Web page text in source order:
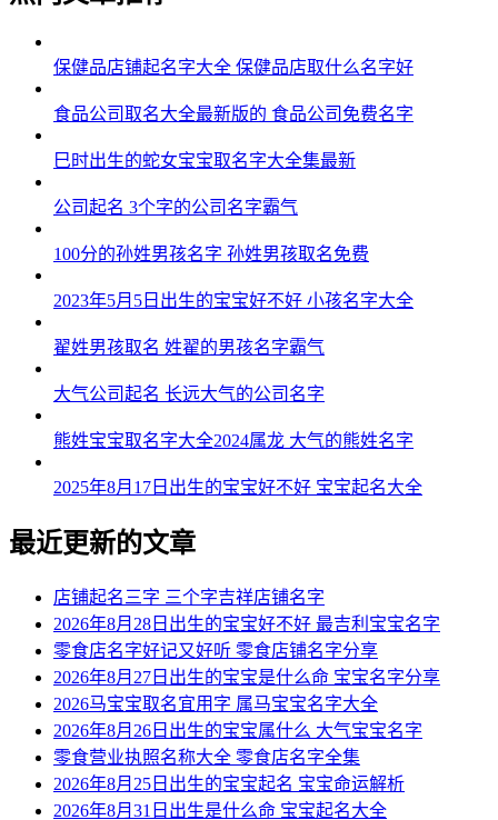
保健品店铺起名字大全 保健品店取什么名字好
食品公司取名大全最新版的 食品公司免费名字
巳时出生的蛇女宝宝取名字大全集最新
公司起名 3个字的公司名字霸气
100分的孙姓男孩名字 孙姓男孩取名免费
2023年5月5日出生的宝宝好不好 小孩名字大全
翟姓男孩取名 姓翟的男孩名字霸气
大气公司起名 长远大气的公司名字
熊姓宝宝取名字大全2024属龙 大气的熊姓名字
2025年8月17日出生的宝宝好不好 宝宝起名大全
最近更新的文章
店铺起名三字 三个字吉祥店铺名字
2026年8月28日出生的宝宝好不好 最吉利宝宝名字
零食店名字好记又好听 零食店铺名字分享
2026年8月27日出生的宝宝是什么命 宝宝名字分享
2026马宝宝取名宜用字 属马宝宝名字大全
2026年8月26日出生的宝宝属什么 大气宝宝名字
零食营业执照名称大全 零食店名字全集
2026年8月25日出生的宝宝起名 宝宝命运解析
2026年8月31日出生是什么命 宝宝起名大全